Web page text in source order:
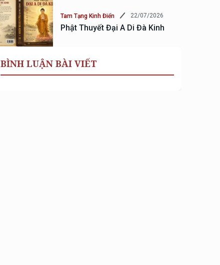
Tam Tạng Kinh Điển 22/07/2026
Phật Thuyết Đại A Di Đà Kinh
BÌNH LUẬN BÀI VIẾT